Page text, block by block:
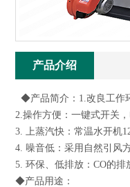
产品介绍
◆产品简介：1.改良工作
2.操作方便：一键式开关
3. 上蒸汽快：常温水开机
4. 噪音低：采用自然引风
5. 环保、低排放：CO的排
◆产品用途：